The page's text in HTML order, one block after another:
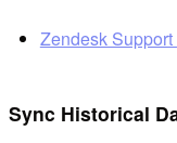
Zendesk
Sync Historical